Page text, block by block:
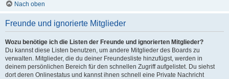
Nach oben
Freunde und ignorierte Mitglieder
Wozu benötige ich die Listen der Freunde und ignorierten Mitglieder?
Du kannst diese Listen benutzen, um andere Mitglieder des Boards zu
verwalten. Mitglieder, die du deiner Freundesliste hinzufügst, werden in
deinem persönlichen Bereich für den schnellen Zugriff aufgelistet. Du siehst
dort deren Onlinestatus und kannst ihnen schnell eine Private Nachricht